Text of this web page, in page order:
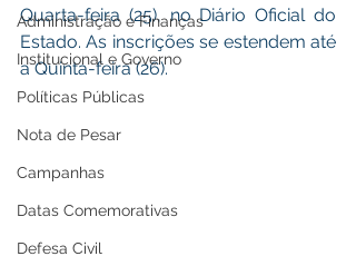
Administração e Finanças
Institucional e Governo
Políticas Públicas
Nota de Pesar
Campanhas
Datas Comemorativas
Defesa Civil
Quarta-feira (25), no Diário Oficial do
Estado. As inscrições se estendem até
a Quinta-feira (26).